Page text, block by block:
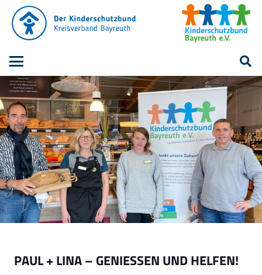
PAUL + LINA – GENIESSEN UND HELFEN!